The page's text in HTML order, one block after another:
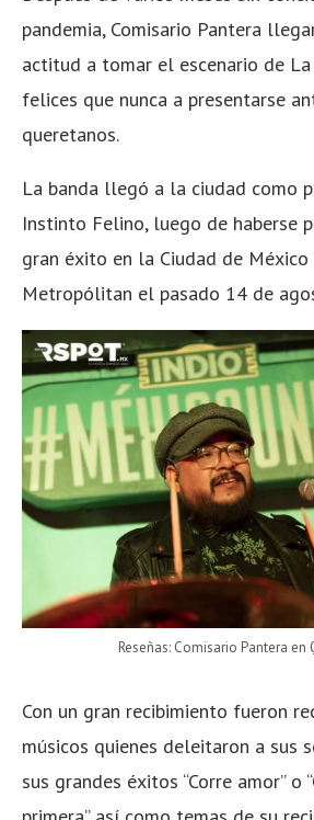
pandemia, Comisario Pantera
actitud a tomar el escenario de
felices que nunca a presentarse
queretanos.
La banda llegó a la ciudad como
Instinto Felino, luego de haberse
gran éxito en la Ciudad de
Metropólitan el pasado 14 de
Reseñas: Comisario Pantera en
Con un gran recibimiento fueron
músicos quienes deleitaron a sus
sus grandes éxitos “Corre amor” o